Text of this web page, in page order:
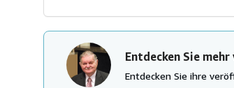
Entdecken Sie
Entdecken Sie ihre